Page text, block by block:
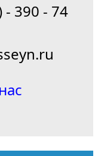
- 390 - 74